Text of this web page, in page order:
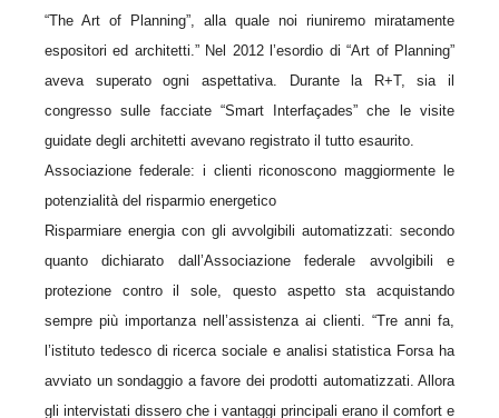
“The Art of Planning”, alla quale noi riuniremo miratamente
espositori ed architetti.” Nel 2012 l’esordio di “Art of Planning”
aveva superato ogni aspettativa. Durante la R+T, sia il
congresso sulle facciate “Smart Interfaçades” che le visite
guidate degli architetti avevano registrato il tutto esaurito.
Associazione federale: i clienti riconoscono maggiormente le
potenzialità del risparmio energetico
Risparmiare energia con gli avvolgibili automatizzati: secondo
quanto dichiarato dall’Associazione federale avvolgibili e
protezione contro il sole, questo aspetto sta acquistando
sempre più importanza nell’assistenza ai clienti. “Tre anni fa,
l’istituto tedesco di ricerca sociale e analisi statistica Forsa ha
avviato un sondaggio a favore dei prodotti automatizzati. Allora
gli intervistati dissero che i vantaggi principali erano il comfort e